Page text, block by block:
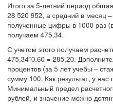
Итого за 5-летний период
28 520 952, а средний в месяц
полученные цифры в 1000 раз
получаем 475,34.
С учетом этого получаем
475,34*0,60 = 285,20.
процентов (за 5 лет учебы –
сумму 100. Как результат, у нас
Минимальный предел
рублей, и значение можно